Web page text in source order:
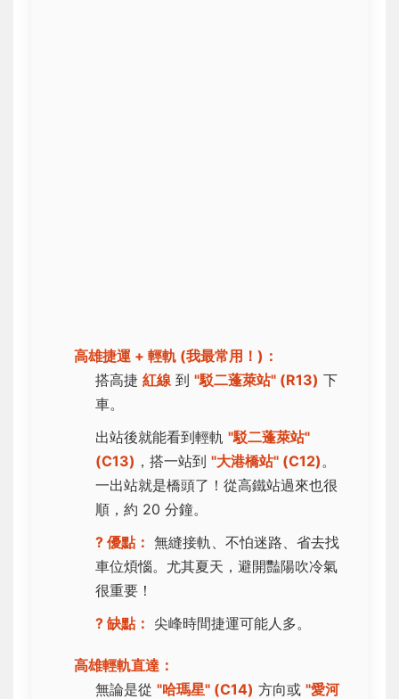
高雄捷運 + 輕軌 (我最常用！)：
搭高捷 紅線 到 "駁二蓬萊站" (R13) 下
車。
出站後就能看到輕軌 "駁二蓬萊站"
(C13) ，搭一站到 "大港橋站" (C12)。
一出站就是橋頭了！從高鐵站過來也很
順，約 20 分鐘。
? 優點： 無縫接軌、不怕迷路、省去找
車位煩惱。尤其夏天，避開豔陽吹冷氣
很重要！
? 缺點： 尖峰時間捷運可能人多。
高雄輕軌直達：
無論是從 "哈瑪星" (C14) 方向或 "愛河